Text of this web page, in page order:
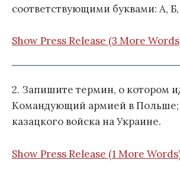
соответствующими буквами: А, Б,
Show Press Release (3 More
2. Запишите термин, о котором
Командующий армией в Польше;
казацкого войска на Украине.
Show Press Release (1 More